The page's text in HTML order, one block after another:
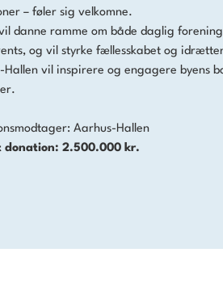
– føler sig velkomne.
danne ramme om både daglig
og vil styrke fællesskabet og
Hallen vil inspirere og engagere byens
Aarhus-Hallen
donation: 2.500.000 kr.